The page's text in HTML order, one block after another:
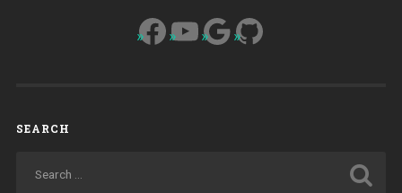
Facebook
YouTube
Google
GitHub
SEARCH